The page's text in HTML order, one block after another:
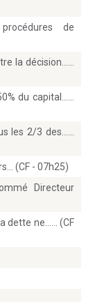
de
la décision...
du capital...
les 2/3 des...
(CF - 07h25)
Directeur
dette ne...… (CF